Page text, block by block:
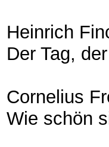
Heinrich
Der Tag,
Cornelius
Wie schön